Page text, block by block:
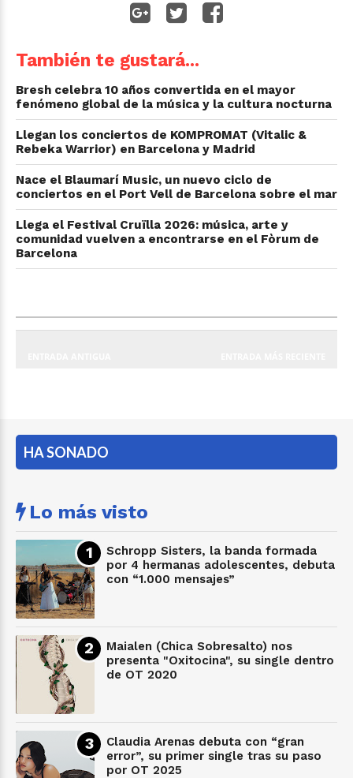
También te gustará...
Bresh celebra 10 años convertida en el mayor
fenómeno global de la música y la cultura nocturna
Llegan los conciertos de KOMPROMAT (Vitalic &
Rebeka Warrior) en Barcelona y Madrid
Nace el Blaumarí Music, un nuevo ciclo de
conciertos en el Port Vell de Barcelona sobre el mar
Llega el Festival Cruïlla 2026: música, arte y
comunidad vuelven a encontrarse en el Fòrum de
Barcelona
HA SONADO
Lo más visto
Schropp Sisters, la banda formada
por 4 hermanas adolescentes, debuta
con “1.000 mensajes”
Maialen (Chica Sobresalto) nos
presenta "Oxitocina", su single dentro
de OT 2020
Claudia Arenas debuta con “gran
error”, su primer single tras su paso
por OT 2025